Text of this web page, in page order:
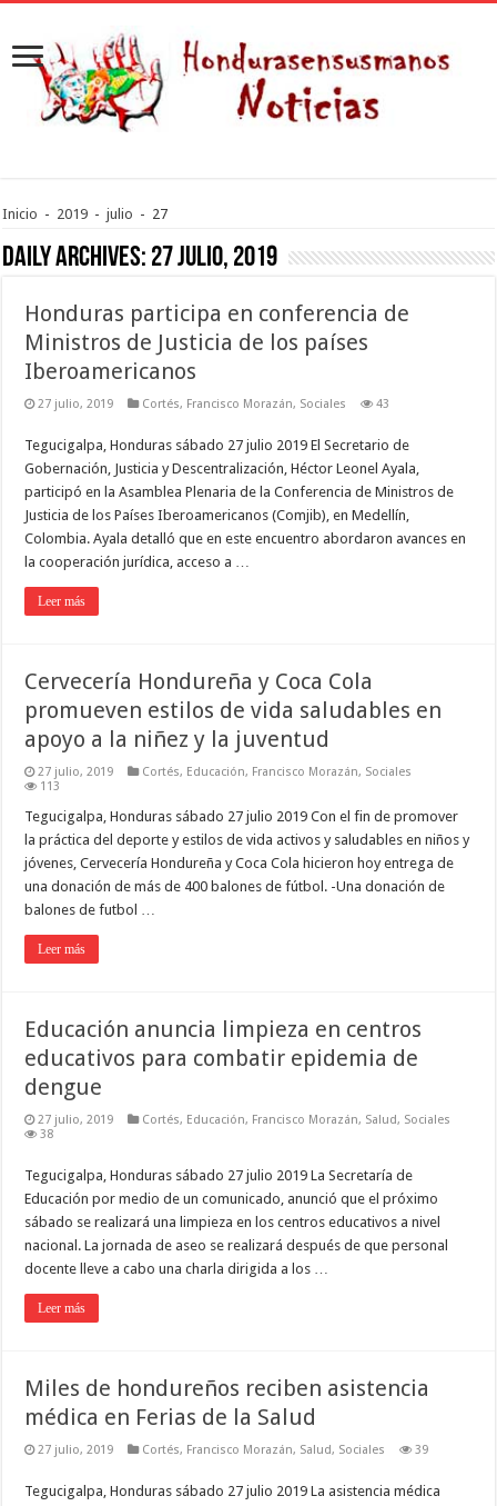
Inicio - 2019 - julio - 27
Daily Archives: 27 julio, 2019
Honduras participa en conferencia de
Ministros de Justicia de los países
Iberoamericanos
27 julio, 2019 Cortés, Francisco Morazán, Sociales 43
Tegucigalpa, Honduras sábado 27 julio 2019 El Secretario de
Gobernación, Justicia y Descentralización, Héctor Leonel Ayala,
participó en la Asamblea Plenaria de la Conferencia de Ministros de
Justicia de los Países Iberoamericanos (Comjib), en Medellín,
Colombia. Ayala detalló que en este encuentro abordaron avances en
la cooperación jurídica, acceso a …
Leer más
Cervecería Hondureña y Coca Cola
promueven estilos de vida saludables en
apoyo a la niñez y la juventud
27 julio, 2019 Cortés, Educación, Francisco Morazán, Sociales
113
Tegucigalpa, Honduras sábado 27 julio 2019 Con el fin de promover
la práctica del deporte y estilos de vida activos y saludables en niños y
jóvenes, Cervecería Hondureña y Coca Cola hicieron hoy entrega de
una donación de más de 400 balones de fútbol. -Una donación de
balones de futbol …
Leer más
Educación anuncia limpieza en centros
educativos para combatir epidemia de
dengue
27 julio, 2019 Cortés, Educación, Francisco Morazán, Salud, Sociales
38
Tegucigalpa, Honduras sábado 27 julio 2019 La Secretaría de
Educación por medio de un comunicado, anunció que el próximo
sábado se realizará una limpieza en los centros educativos a nivel
nacional. La jornada de aseo se realizará después de que personal
docente lleve a cabo una charla dirigida a los …
Leer más
Miles de hondureños reciben asistencia
médica en Ferias de la Salud
27 julio, 2019 Cortés, Francisco Morazán, Salud, Sociales 39
Tegucigalpa, Honduras sábado 27 julio 2019 La asistencia médica